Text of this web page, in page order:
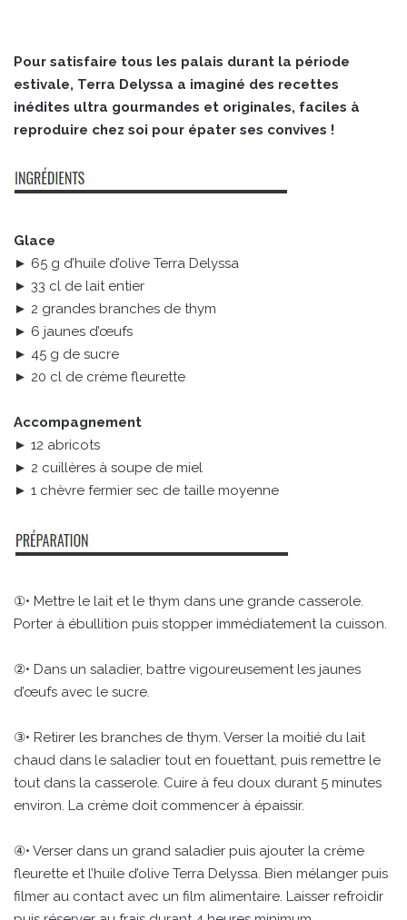
Pour satisfaire tous les palais durant la période
estivale, Terra Delyssa a imaginé des recettes
inédites ultra gourmandes et originales, faciles à
reproduire chez soi pour épater ses convives !
Glace
► 65 g d’huile d’olive Terra Delyssa
► 33 cl de lait entier
► 2 grandes branches de thym
► 6 jaunes d’œufs
► 45 g de sucre
► 20 cl de crème fleurette
Accompagnement
► 12 abricots
► 2 cuillères à soupe de miel
► 1 chèvre fermier sec de taille moyenne
①• Mettre le lait et le thym dans une grande casserole.
Porter à ébullition puis stopper immédiatement la cuisson.
②• Dans un saladier, battre vigoureusement les jaunes
d’œufs avec le sucre.
③• Retirer les branches de thym. Verser la moitié du lait
chaud dans le saladier tout en fouettant, puis remettre le
tout dans la casserole. Cuire à feu doux durant 5 minutes
environ. La crème doit commencer à épaissir.
④• Verser dans un grand saladier puis ajouter la crème
fleurette et l’huile d’olive Terra Delyssa. Bien mélanger puis
filmer au contact avec un film alimentaire. Laisser refroidir